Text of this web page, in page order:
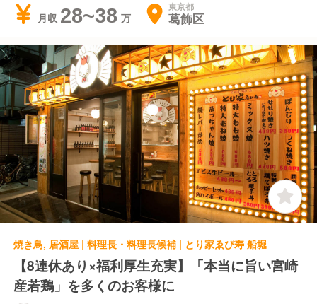
月収 28~38 東京都
葛飾区
焼き鳥, 居酒屋 | 料理長・料理長候補 | とり家ゑび寿 船堀
【8連休あり×福利厚生充実】「本当に旨い宮崎
産若鶏」を多くのお客様に